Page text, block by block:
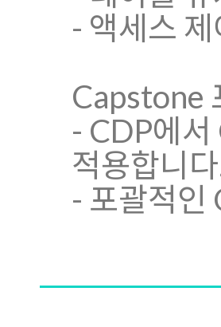
- 액세스
Capstone
- CDP에
적용합니
- 포괄적인